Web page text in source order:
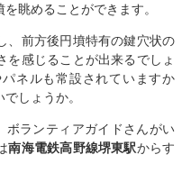
眺めることができます。
、前方後円墳特有の鍵穴状の
を感じることが出来るでしょ
ネルも常設されていますか
しょうか。
ボランティアガイドさんがい
南海電鉄高野線堺東駅からす